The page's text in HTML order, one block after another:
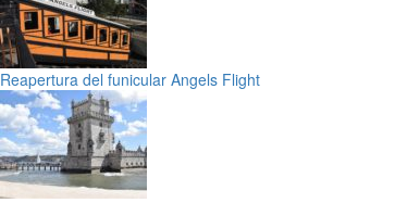
Reapertura del funicular Angels Flight